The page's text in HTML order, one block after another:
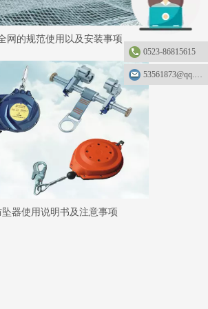
网的规范使用以及安装事项
坠器使用说明书及注意事项
0523-86815615